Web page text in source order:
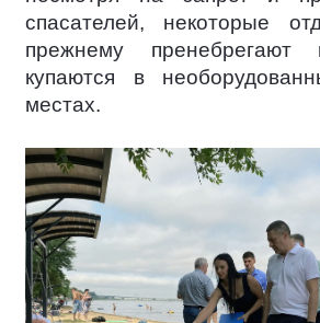
спасателей, некоторые
прежнему пренебрегают
купаются в
местах.